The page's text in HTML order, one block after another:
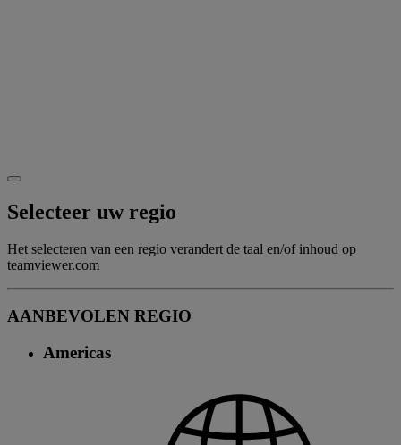
Selecteer uw regio
Het selecteren van een regio verandert de taal en/of inhoud op
teamviewer.com
AANBEVOLEN REGIO
Americas